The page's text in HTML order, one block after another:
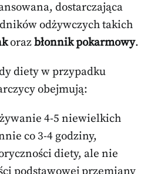
dostarczająca
odżywczych takich
orazbłonnik pokarmowy.
diety w przypadku
obejmują:
4-5 niewielkich
co 3-4 godziny,
diety, ale nie